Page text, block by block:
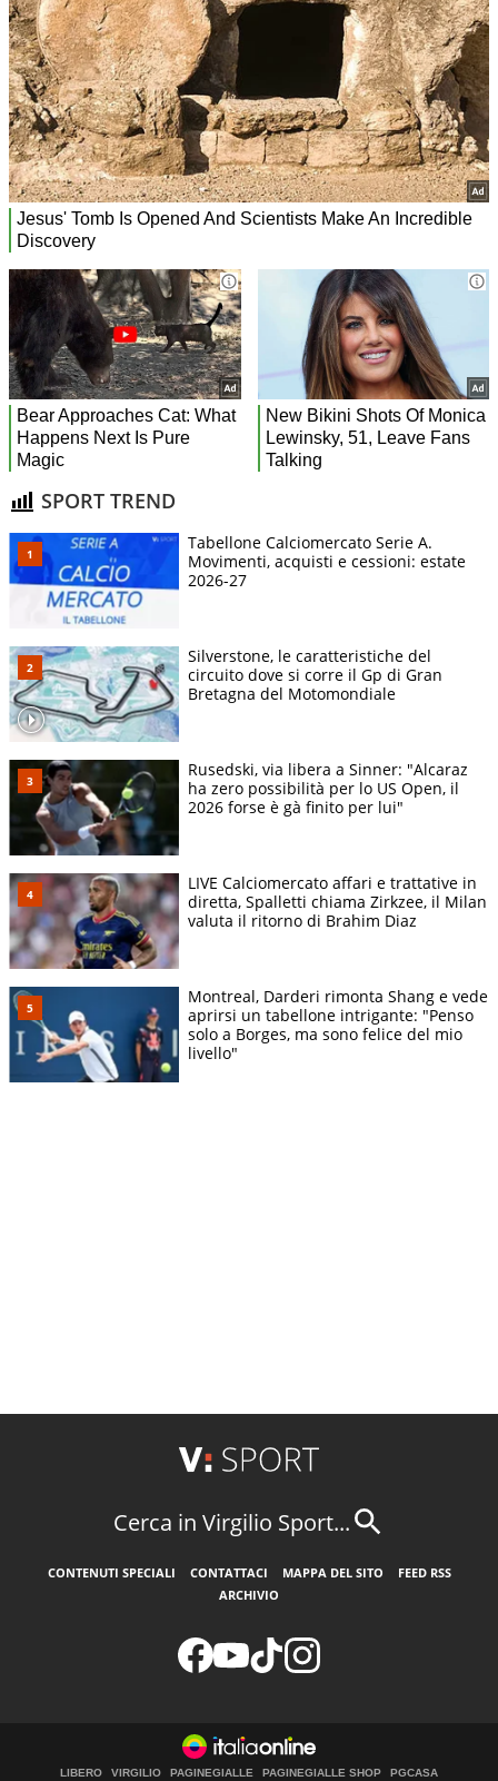
SPORT TREND
Tabellone Calciomercato Serie A.
Movimenti, acquisti e cessioni: estate
2026-27
Silverstone, le caratteristiche del
circuito dove si corre il Gp di Gran
Bretagna del Motomondiale
Rusedski, via libera a Sinner: "Alcaraz
ha zero possibilità per lo US Open, il
2026 forse è gà finito per lui"
LIVE Calciomercato affari e trattative in
diretta, Spalletti chiama Zirkzee, il Milan
valuta il ritorno di Brahim Diaz
Montreal, Darderi rimonta Shang e vede
aprirsi un tabellone intrigante: "Penso
solo a Borges, ma sono felice del mio
livello"
Cerca in Virgilio Sport...
CONTENUTI SPECIALI CONTATTACI MAPPA DEL SITO
FEED RSS
ARCHIVIO
LIBERO VIRGILIO PAGINEGIALLE PAGINEGIALLE SHOP PGCASA